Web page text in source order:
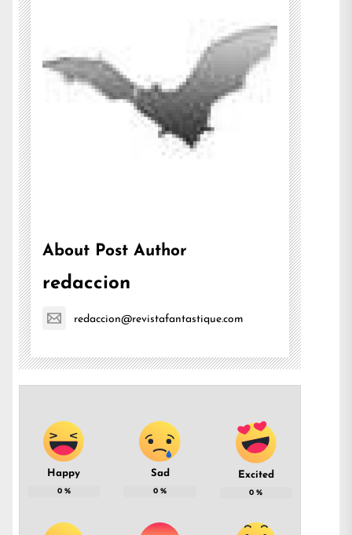
About Post Author
redaccion
redaccion@revistafantastique.com
Happy
0%
Sad
0 %
Excited
0 %